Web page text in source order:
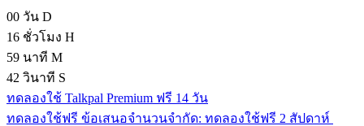
00 วัน D
16 ชั่วโมง H
59 นาที M
41 วินาที S
ทดลองใช้ Talkpal Premium ฟรี 14 วัน
ทดลองใช้ฟรี ข้อเสนอจํานวนจํากัด: ทดลองใช้ฟรี 2 สัปดาห์